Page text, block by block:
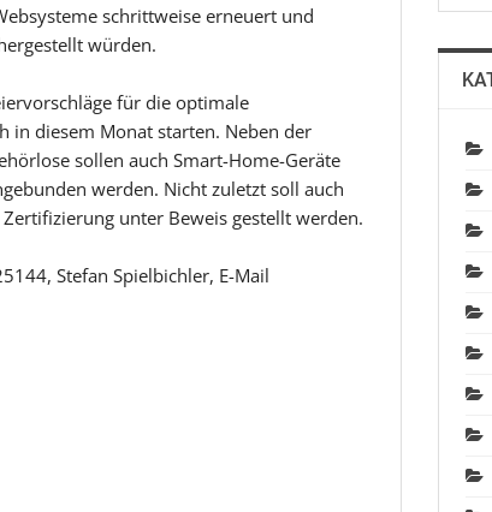
schrittweise erneuert und
würden.
für die optimale
in diesem Monat starten. Neben der
sollen auch Smart-Home-Geräte
werden. Nicht zuletzt soll auch
unter Beweis gestellt werden.
Stefan Spielbichler, E-Mail